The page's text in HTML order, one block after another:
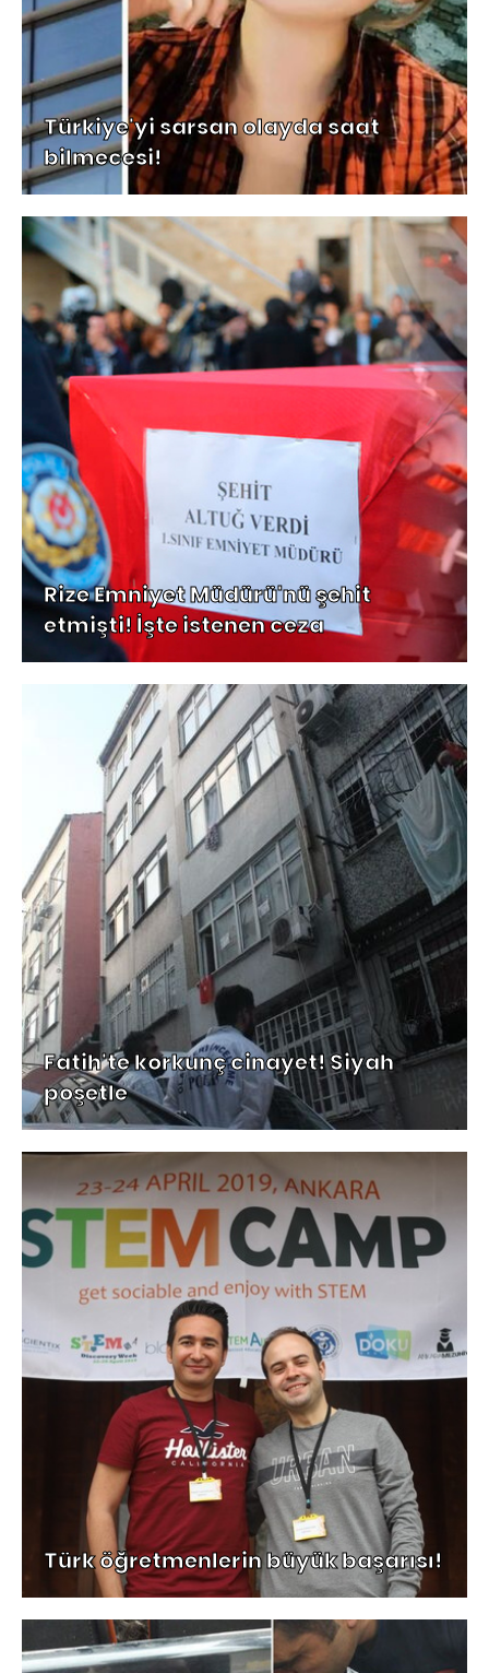
Türkiye'yi sarsan olayda saat
bilmecesi!
Rize Emniyet Müdürü'nü şehit
etmişti! İşte istenen ceza
Fatih'te korkunç cinayet! Siyah
poşetle
Türk öğretmenlerin büyük başarısı!